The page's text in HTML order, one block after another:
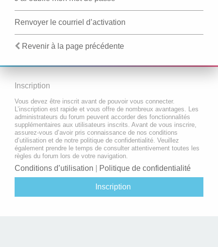
Renvoyer le courriel d’activation
Revenir à la page précédente
Inscription
Vous devez être inscrit avant de pouvoir vous connecter.
L’inscription est rapide et vous offre de nombreux avantages. Les
administrateurs du forum peuvent accorder des fonctionnalités
supplémentaires aux utilisateurs inscrits. Avant de vous inscrire,
assurez-vous d’avoir pris connaissance de nos conditions
d’utilisation et de notre politique de confidentialité. Veuillez
également prendre le temps de consulter attentivement toutes les
règles du forum lors de votre navigation.
Conditions d’utilisation Politique de confidentialité
Inscription